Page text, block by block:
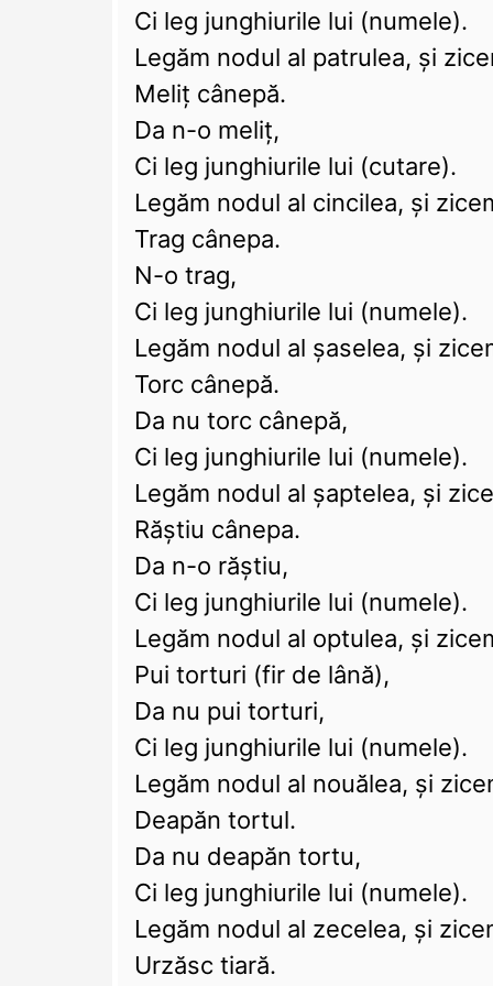
Ci leg junghiurile lui (numele).
Legăm nodul al patrulea, și
Meliț cânepă.
Da n-o meliț,
Ci leg junghiurile lui (cutare).
Legăm nodul al cincilea, și
Trag cânepa.
N-o trag,
Ci leg junghiurile lui (numele).
Legăm nodul al șaselea, și
Torc cânepă.
Da nu torc cânepă,
Ci leg junghiurile lui (numele).
Legăm nodul al șaptelea, și
Răștiu cânepa.
Da n-o răștiu,
Ci leg junghiurile lui (numele).
Legăm nodul al optulea, și
Pui torturi (fir de lână),
Da nu pui torturi,
Ci leg junghiurile lui (numele).
Legăm nodul al nouălea, și
Deapăn tortul.
Da nu deapăn tortu,
Ci leg junghiurile lui (numele).
Legăm nodul al zecelea, și
Urzăsc tiară.